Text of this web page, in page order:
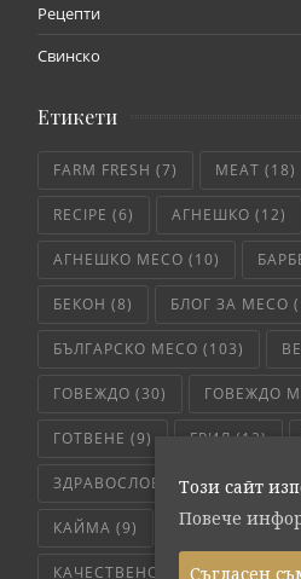
Рецепти
Свинско
Етикети
FARM FRESH (7) MEAT (18)
RECIPE (6) АГНЕШКО (12)
АГНЕШКО МЕСО (10)
БЕКОН (8) БЛОГ ЗА МЕСО
БЪЛГАРСКО МЕСО (103)
ГОВЕЖДО (30) ГОВЕЖДО
ГОТВЕНЕ (9) ГРИЛ (12)
ЗДРАВОСЛОВНО(4)
КАЙМА (9) КАРАНТИЯ(5)
КАЧЕСТВЕНО МЕСО(65)
Този сайт
Повече
Съгласен